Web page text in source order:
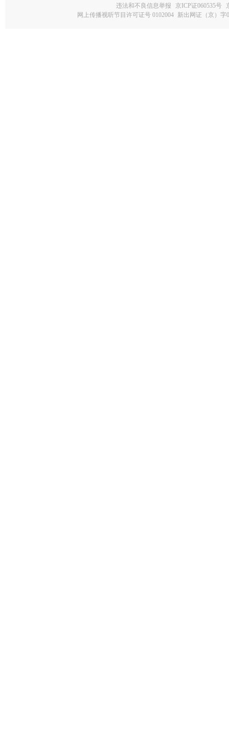
违法和不良信息举报 京ICP证060535号
网上传播视听节目许可证号 0102004 新出网证（京）